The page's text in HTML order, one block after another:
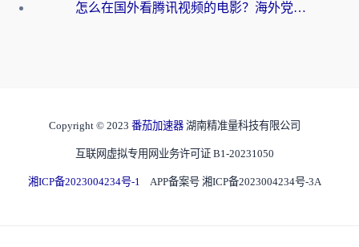
怎么在国外看腾讯视频的电影？海外党亲测有效的回国加速指南
Copyright © 2023 番茄加速器 湖南精准量科技有限公司
互联网虚拟专用网业务许可证 B1-20231050
湘ICP备2023004234号-1 APP备案号 湘ICP备2023004234号-3A